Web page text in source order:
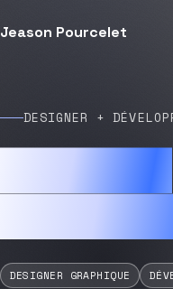
Jeason Pourcelet
DESIGNER +
Jeason
DESIGNER GRAPHIQUE